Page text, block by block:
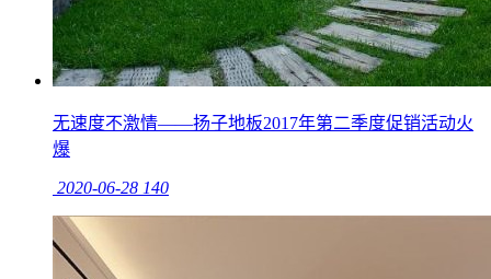
无速度不激情——扬子地板2017年第二季度促销活动火
爆
2020-06-28 140